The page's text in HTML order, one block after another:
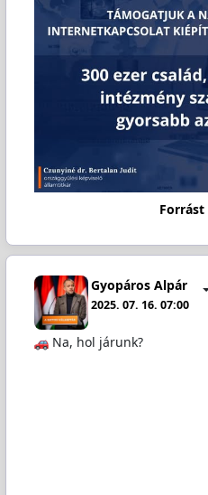
Gyopáros Alpár
2025. 07. 16. 07:00
Na, hol járunk?